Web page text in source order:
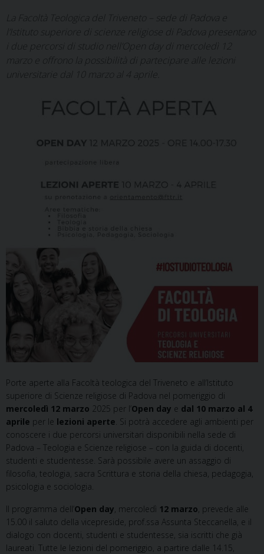
La Facoltà Teologica del Triveneto – sede di Padova e
l’Istituto superiore di scienze religiose di Padova presentano
i due percorsi di studio nell’Open day di mercoledì 12
marzo e offrono la possibilità di partecipare alle lezioni
universitarie dal 10 marzo al 4 aprile.
Porte aperte alla Facoltà teologica del Triveneto e all’Istituto
superiore di Scienze religiose di Padova nel pomeriggio di
mercoledì 12 marzo 2025 per l’Open day e dal 10 marzo al 4
aprile per le lezioni aperte . Si potrà accedere agli ambienti per
conoscere i due percorsi universitari disponibili nella sede di
Padova – Teologia e Scienze religiose – con la guida di docenti,
studenti e studentesse. Sarà possibile avere un assaggio di
filosofia, teologia, sacra Scrittura e storia della chiesa, pedagogia,
psicologia e sociologia.
Il programma dell’Open day , mercoledì 12 marzo , prevede alle
15.00 il saluto della vicepreside, prof.ssa Assunta Steccanella, e il
dialogo con docenti, studenti e studentesse, sia iscritti che già
laureati. Tutte le lezioni del pomeriggio, a partire dalle 14.15,